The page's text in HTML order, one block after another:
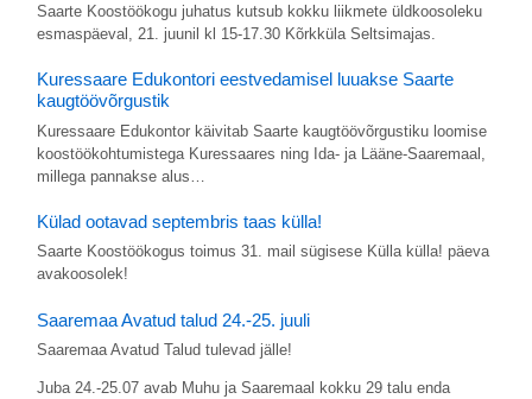
Saarte Koostöökogu juhatus kutsub kokku liikmete üldkoosoleku
esmaspäeval, 21. juunil kl 15-17.30 Kõrkküla Seltsimajas.
Kuressaare Edukontori eestvedamisel luuakse Saarte
kaugtöövõrgustik
Kuressaare Edukontor käivitab Saarte kaugtöövõrgustiku loomise
koostöökohtumistega Kuressaares ning Ida- ja Lääne-Saaremaal,
millega pannakse alus…
Külad ootavad septembris taas külla!
Saarte Koostöökogus toimus 31. mail sügisese Külla külla! päeva
avakoosolek!
Saaremaa Avatud talud 24.-25. juuli
Saaremaa Avatud Talud tulevad jälle!
Juba 24.-25.07 avab Muhu ja Saaremaal kokku 29 talu enda